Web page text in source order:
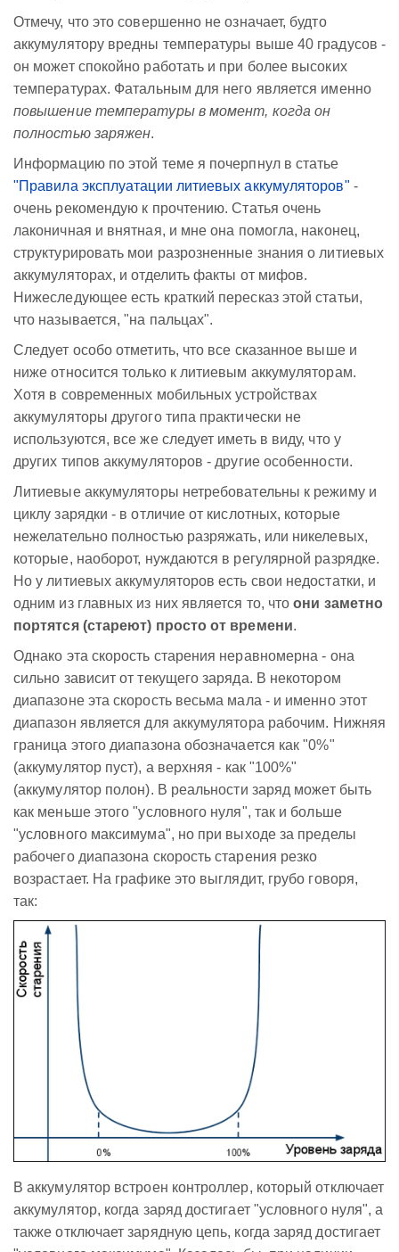
Отмечу, что это совершенно не означает, будто
аккумулятору вредны температуры выше 40 градусов -
он может спокойно работать и при более высоких
температурах. Фатальным для него является именно
повышение температуры в момент, когда он
полностью заряжен.
Информацию по этой теме я почерпнул в статье
"Правила эксплуатации литиевых аккумуляторов" -
очень рекомендую к прочтению. Статья очень
лаконичная и внятная, и мне она помогла, наконец,
структурировать мои разрозненные знания о литиевых
аккумуляторах, и отделить факты от мифов.
Нижеследующее есть краткий пересказ этой статьи,
что называется, "на пальцах".
Следует особо отметить, что все сказанное выше и
ниже относится только к литиевым аккумуляторам.
Хотя в современных мобильных устройствах
аккумуляторы другого типа практически не
используются, все же следует иметь в виду, что у
других типов аккумуляторов - другие особенности.
Литиевые аккумуляторы нетребовательны к режиму и
циклу зарядки - в отличие от кислотных, которые
нежелательно полностью разряжать, или никелевых,
которые, наоборот, нуждаются в регулярной разрядке.
Но у литиевых аккумуляторов есть свои недостатки, и
одним из главных из них является то, чтоони заметно
портятся (стареют) просто от времени.
Однако эта скорость старения неравномерна - она
сильно зависит от текущего заряда. В некотором
диапазоне эта скорость весьма мала - и именно этот
диапазон является для аккумулятора рабочим. Нижняя
граница этого диапазона обозначается как "0%"
(аккумулятор пуст), а верхняя - как "100%"
(аккумулятор полон). В реальности заряд может быть
как меньше этого "условного нуля", так и больше
"условного максимума", но при выходе за пределы
рабочего диапазона скорость старения резко
возрастает. На графике это выглядит, грубо говоря,
так:
В аккумулятор встроен контроллер, который отключает
аккумулятор, когда заряд достигает "условного нуля", а
также отключает зарядную цепь, когда заряд достигает